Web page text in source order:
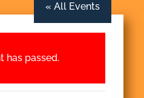
« All Events
has passed.